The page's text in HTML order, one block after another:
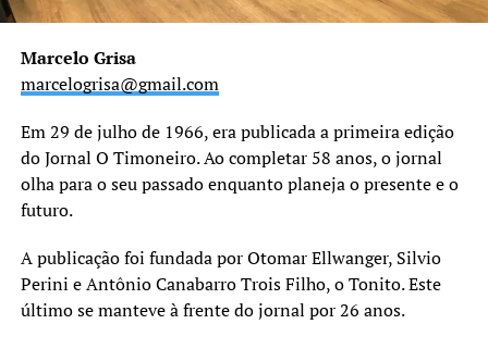
Marcelo Grisa
marcelogrisa@gmail.com
Em 29 de julho de 1966, era publicada a primeira edição
do Jornal O Timoneiro. Ao completar 58 anos, o jornal
olha para o seu passado enquanto planeja o presente e o
futuro.
A publicação foi fundada por Otomar Ellwanger, Silvio
Perini e Antônio Canabarro Trois Filho, o Tonito. Este
último se manteve à frente do jornal por 26 anos.